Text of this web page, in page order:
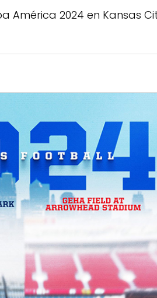
América 2024 en Kansas